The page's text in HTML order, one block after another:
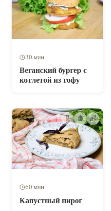
30 мин
Веганский бургер с
котлетой из тофу
🧬 🩸 👶
60 мин
Капустный пирог